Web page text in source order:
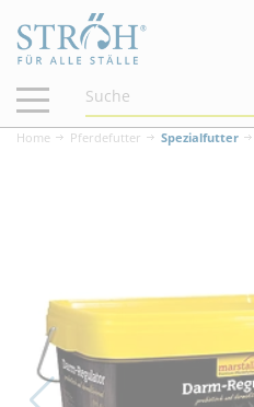
Navigation
ein-/ausblenden
Home Pferdefutter Spezialfutter